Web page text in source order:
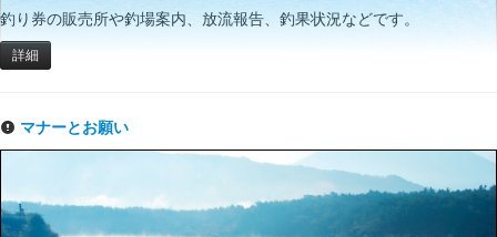
釣り券の販売所や釣場案内、放流報告、釣果状況などです。
詳細
マナーとお願い